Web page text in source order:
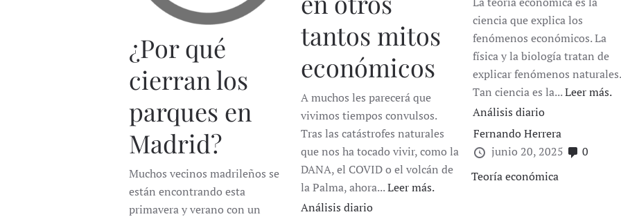
¿Por qué
cierran los
parques en
Madrid?
Muchos vecinos madrileños se
están encontrando esta
primavera y verano con un
tantos mitos
económicos
A muchos les parecerá que
vivimos tiempos convulsos.
Tras las catástrofes naturales
que nos ha tocado vivir, como la
DANA, el COVID o el volcán de
la Palma, ahora...Leer más.
Análisis diario
ciencia que explica los
fenómenos económicos. La
física y la biología tratan de
explicar fenómenos naturales.
Tan ciencia es la...Leer más.
Análisis diario
Fernando Herrera
junio 20, 2025
0
Teoría económica